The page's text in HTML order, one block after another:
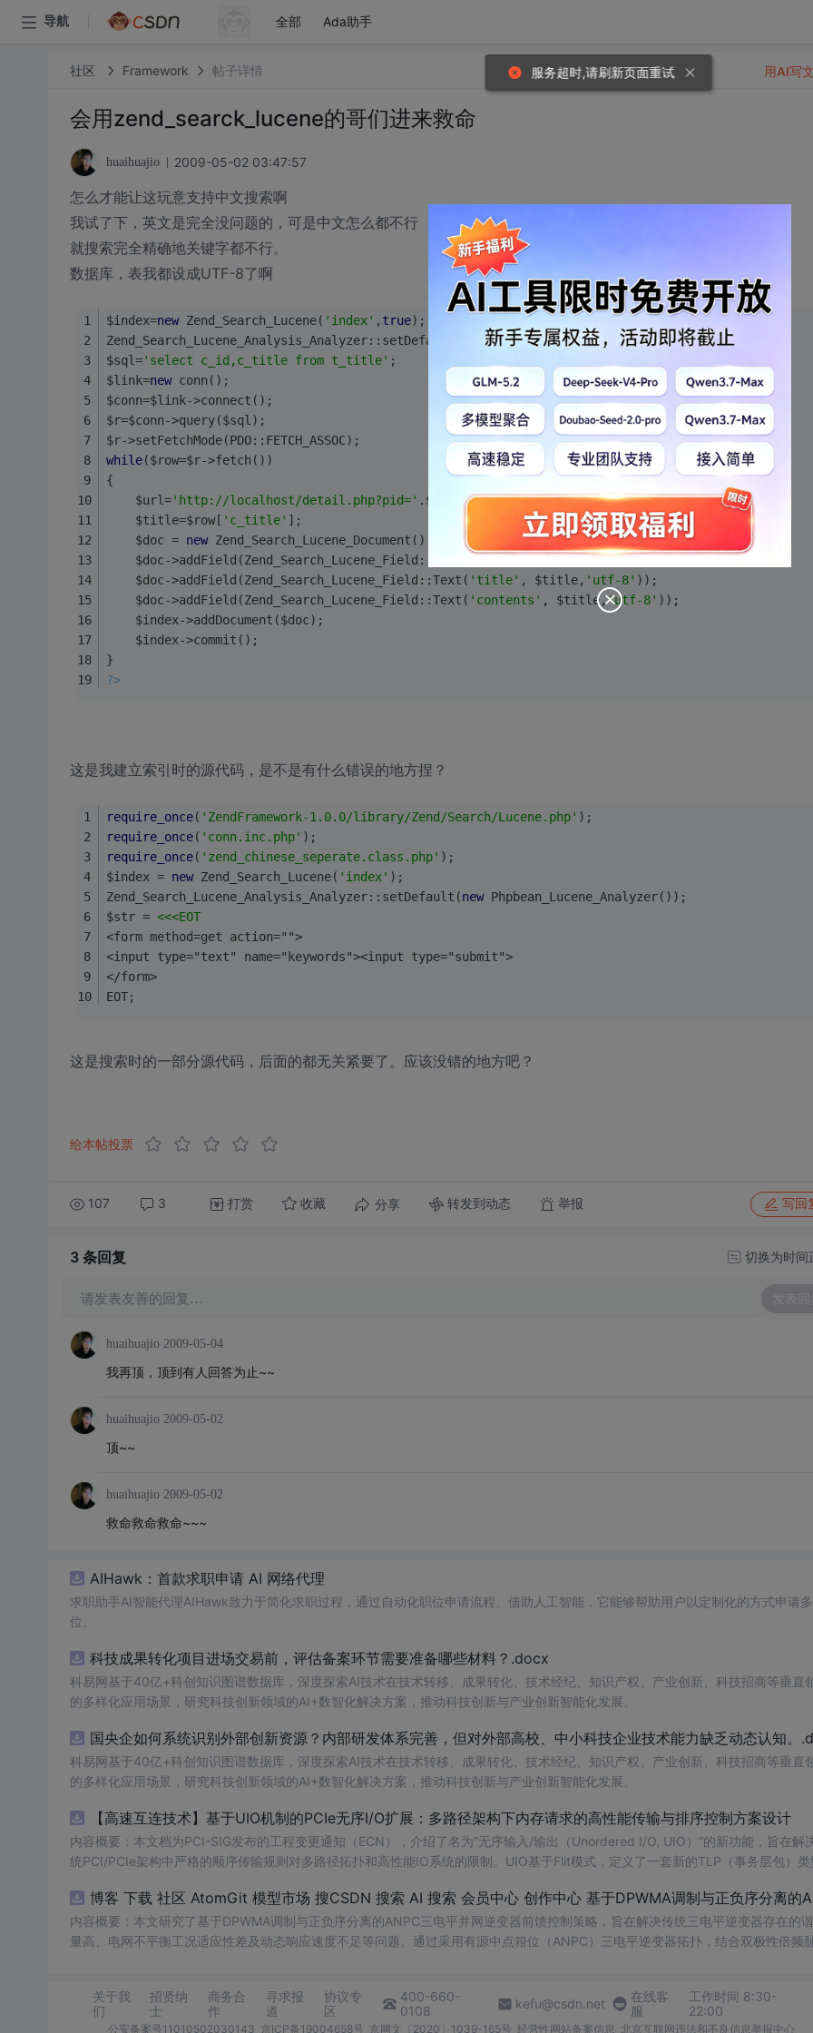
导航 全部 Ada助手
社区 Framework 帖子详情
会用zend_searck_lucene的哥们进来救命
huaihuajio 2009-05-02 03:47:57
怎么才能让这玩意支持中文搜索啊
我试了下，英文是完全没问题的，可是中文怎么都不行
就搜索完全精确地关键字都不行。
数据库，表我都设成UTF-8了啊
$index=new Zend_Search_Lucene( 'index' , true);
Zend_Search_Lucene_Analysis_Analyzer::setDefault(
Phpbean_Lucene_Analyzer());
$sql='select c_id,c_title from t_title' ;
$link=new conn();
$conn=$link->connect();
$r=$conn->query($sql);
$r->setFetchMode(PDO::FETCH_ASSOC);
while($row=$r->fetch())
{
	$url=
'http://localhost/detail.php?pid=' .$row[ 'c_id'];
	$title=$row[
'c_title' ];
	$doc =
new Zend_Search_Lucene_Document();
    $doc->addField(Zend_Search_Lucene_Field::UnIndexed(
, $url,'utf-8'
    $doc->addField(Zend_Search_Lucene_Field::Text(
'title' , $title, 'utf-8' ));
    $doc->addField(Zend_Search_Lucene_Field::Text(
'contents' , $title,'utf-8' ));
    $index->addDocument($doc);
    $index->commit();
}
?>
这是我建立索引时的源代码，是不是有什么错误的地方捏？
require_once( 'ZendFramework-1.0.0/library/Zend/Search/Lucene.php' );
require_once( 'conn.inc.php' );
require_once( 'zend_chinese_seperate.class.php' );
$index = new Zend_Search_Lucene( 'index' );
Zend_Search_Lucene_Analysis_Analyzer::setDefault(new Phpbean_Lucene_Analyzer());
$str = <<<EOT
<form method=get action="">
<input type="text" name="keywords"><input type="submit">
</form>
EOT;
这是搜索时的一部分源代码，后面的都无关紧要了。应该没错的地方吧？
给本帖投票
107 3 打赏 收藏 分享 转发到动态 举报 写回
用AI写
3 条回复 切换为时间
请发表友善的回复… 发表回
huaihuajio 2009-05-04
我再顶，顶到有人回答为止~~
huaihuajio 2009-05-02
顶~~
huaihuajio 2009-05-02
救命救命救命~~~
AIHawk：首款求职申请 AI 网络代理
求职助手AI智能代理AIHawk致力于简化求职过程，通过自动化职位申请流程。借助人工智能，它能够帮助用户以定制化的方式申请
位。
科技成果转化项目进场交易前，评估备案环节需要准备哪些材料？.docx
科易网基于40亿+科创知识图谱数据库，深度探索AI技术在技术转移、成果转化、技术经纪、知识产权、产业创新、科技招商等垂直
的多样化应用场景，研究科技创新领域的AI+数智化解决方案，推动科技创新与产业创新智能化发展。
国央企如何系统识别外部创新资源？内部研发体系完善，但对外部高校、中小科技企业技术能力缺乏动态认知。
科易网基于40亿+科创知识图谱数据库，深度探索AI技术在技术转移、成果转化、技术经纪、知识产权、产业创新、科技招商等垂直
的多样化应用场景，研究科技创新领域的AI+数智化解决方案，推动科技创新与产业创新智能化发展。
【高速互连技术】基于UIO机制的PCIe无序I/O扩展：多路径架构下内存请求的高性能传输与排序控制方案设计
内容概要：本文档为PCI-SIG发布的工程变更通知（ECN），介绍了名为“无序输入/输出（Unordered I/O, UIO）”的新功能，旨在解
统PCI/PCIe架构中严格的顺序传输规则对多路径拓扑和高性能IO系统的限制。UIO基于Flit模式，定义了一套新的TLP（事务层包）类
O
内容概要：本文研究了基于DPWMA调制与正负序分离的ANPC三电平并网逆变器前馈控制策略，旨在解决传统三电平逆变器存在的
量高、电网不平衡工况适应性差及动态响应速度不足等问题。通过采用有源中点箝位（ANPC）三电平逆变器拓扑，结合双极性倍频
结果显示，所提出的控制策略能有效降低并网谐波含量，提升锁相精度与系统动态稳定性，确保在复杂电网工况下的高质量稳定并网。
合人群：具备一定电力电子基础知识和仿真技能的研发人员，尤其是从事新能源发电、储能系统、柔性输电等领域研究的专业人士。 使用
关于我
们
招贤纳
士
商务合
作
寻求报
道
协议专
区
400-660-
0108
kefu@csdn.net
在线客
服
工作时间 8:30-
22:00
公安备案号11010502030143 京ICP备19004658号 京网文〔2020〕1039-165号 经营性网站备案信息 北京互联网违法和不良信息举报中心
服务超时,请刷新页面重试